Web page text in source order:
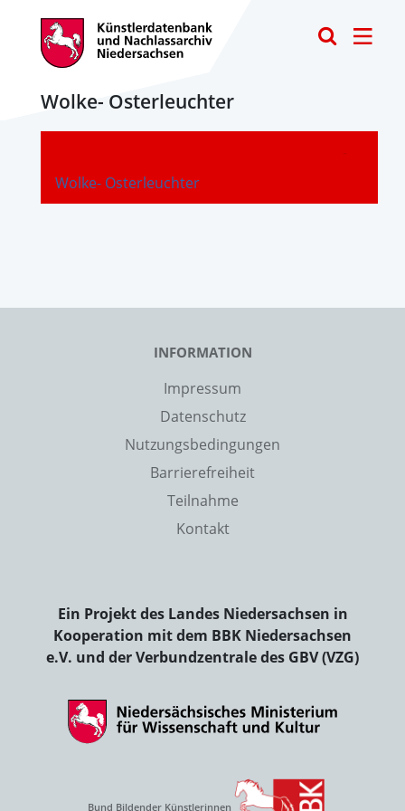
Wolke- Osterleuchter
Wolke- Osterleuchter
-
INFORMATION
Impressum
Datenschutz
Nutzungsbedingungen
Barrierefreiheit
Teilnahme
Kontakt
Ein Projekt des Landes Niedersachsen in
Kooperation mit dem BBK Niedersachsen
e.V. und der Verbundzentrale des GBV (VZG)
Bund Bildender Künstlerinnen